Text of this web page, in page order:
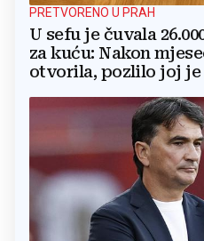
PRETVORENO U PRAH
U sefu je čuvala
za kuću: Nakon
otvorila, pozlilo joj je